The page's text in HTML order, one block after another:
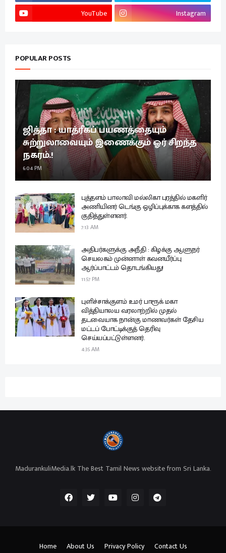
YouTube
Instagram
POPULAR POSTS
ஜித்தா : யாத்ரீகப் பயணத்தையும்
சுற்றுலாவையும் இணைக்கும் ஓர் சிறந்த
நகரம்.!
6:04 PM
புத்தளம் பாலாவி மல்லிகா புரத்தில் மகளிர்
அணியினர் டெங்கு ஒழிப்புக்காக களத்தில்
குதித்துள்ளனர்.
7:13 AM
அதிபர்களுக்கு அநீதி : கிழக்கு ஆளுநர்
செயலகம் முன்னாள் கவனயீர்ப்பு
ஆர்ப்பாட்டம் தொடங்கியது!
11:57 PM
புளிச்சாக்குளம் உமர் பாரூக் மகா
வித்தியாலய வரலாற்றில் முதல்
தடவையாக நான்கு மாணவர்கள் தேசிய
மட்டப் போட்டிக்குத் தெரிவு
செய்யப்பட்டுள்ளனர்.
4:35 AM
MadurankuliMedia.lk The Best Tamil News website from Sri Lanka.
Home About Us Privacy Policy Contact Us